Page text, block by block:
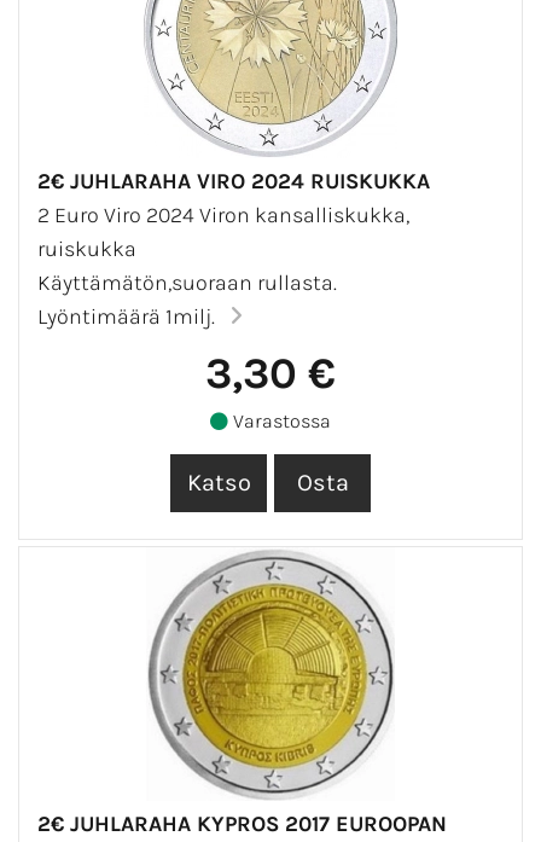
2€ JUHLARAHA VIRO 2024 RUISKUKKA
2 Euro Viro 2024 Viron kansalliskukka,
ruiskukka
Käyttämätön,suoraan rullasta.
Lyöntimäärä 1milj.
3,30 €
Varastossa
2€ JUHLARAHA KYPROS 2017 EUROOPAN